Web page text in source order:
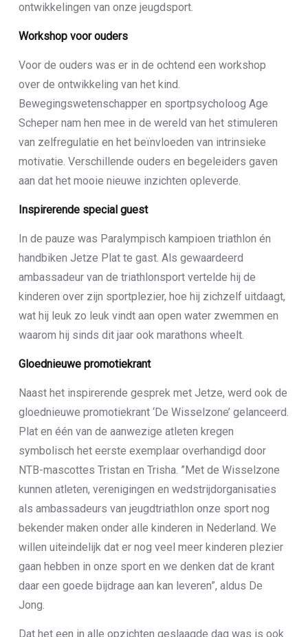
ontwikkelingen van onze jeugdsport.
Workshop voor ouders
Voor de ouders was er in de ochtend een workshop
over de ontwikkeling van het kind.
Bewegingswetenschapper en sportpsycholoog Age
Scheper nam hen mee in de wereld van het stimuleren
van zelfregulatie en het beïnvloeden van intrinsieke
motivatie. Verschillende ouders en begeleiders gaven
aan dat het mooie nieuwe inzichten opleverde.
Inspirerende special guest
In de pauze was Paralympisch kampioen triathlon én
handbiken Jetze Plat te gast. Als gewaardeerd
ambassadeur van de triathlonsport vertelde hij de
kinderen over zijn sportplezier, hoe hij zichzelf uitdaagt,
wat hij leuk zo leuk vindt aan open water zwemmen en
waarom hij sinds dit jaar ook marathons wheelt.
Gloednieuwe promotiekrant
Naast het inspirerende gesprek met Jetze, werd ook de
gloednieuwe promotiekrant ‘De Wisselzone’ gelanceerd.
Plat en één van de aanwezige atleten kregen
symbolisch het eerste exemplaar overhandigd door
NTB-mascottes Tristan en Trisha. ”Met de Wisselzone
kunnen atleten, verenigingen en wedstrijdorganisaties
als ambassadeurs van jeugdtriathlon onze sport nog
bekender maken onder alle kinderen in Nederland. We
willen uiteindelijk dat er nog veel meer kinderen plezier
gaan hebben in onze sport en we denken dat de krant
daar een goede bijdrage aan kan leveren”, aldus De
Jong.
Dat het een in alle opzichten geslaagde dag was is ook